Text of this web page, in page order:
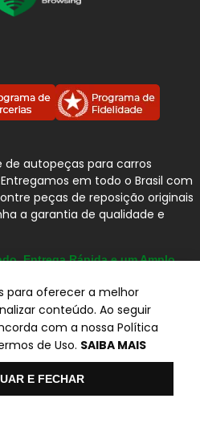
de autopeças para carros
em todo o Brasil com
peças de reposição originais
a garantia de qualidade e
Entrega Rápida e um Amplo
Ltda.
Avelino Capellato, 450 - Santa
13284-480.
para oferecer a melhor
conteúdo. Ao seguir
com a nossa Política
de Uso. SAIBA MAIS
E FECHAR